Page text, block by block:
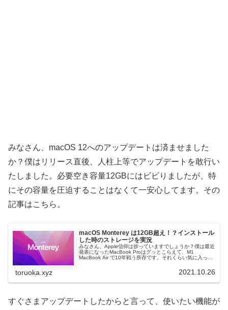
みなさん、macOS 12へのアップデートは済ませました
か？僕はリリース直後、人柱上等でアップデートを敢行い
たしました。必要空き容量12GBにはビビりましたが、特
にその容量を圧迫することはなくて一安心してます。その
記事はこちら。
macOS Monterey は12GB超え！？インストール
した時のストレージを実況
みなさん、Apple信仰は捗っていますでしょうか？僕は最近
発表になったMacBook Proはグッとこらえて、M1
MacBook Air で10年戦う所存です。それくらい気に入って
toruoka.xyz 2021.10.26
すぐさまアップデートしたからと言って、使いたい機能が